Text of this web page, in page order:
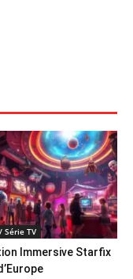
Série TV
Immersive Starfix